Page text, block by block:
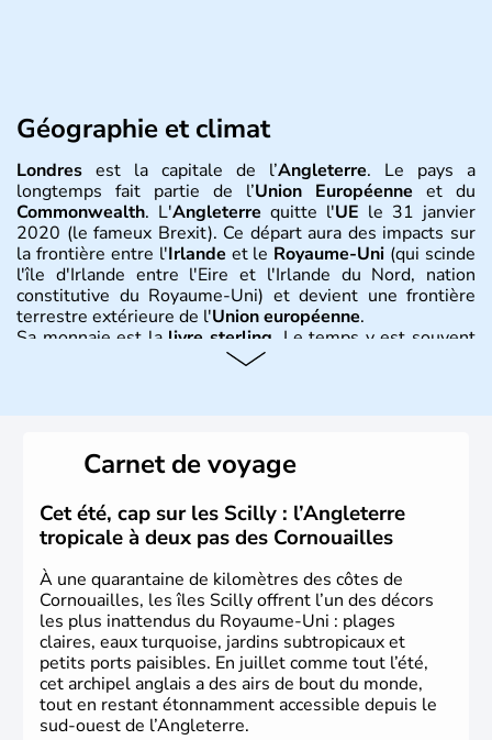
Géographie et climat
Londres est la capitale de l’Angleterre. Le pays a
longtemps fait partie de l’Union Européenne et du
Commonwealth. L'Angleterre quitte l'UE le 31 janvier
2020 (le fameux Brexit). Ce départ aura des impacts sur
la frontière entre l'Irlande et le Royaume-Uni (qui scinde
l'île d'Irlande entre l'Eire et l'Irlande du Nord, nation
constitutive du Royaume-Uni) et devient une frontière
terrestre extérieure de l'Union européenne.
Sa monnaie est lalivre sterling . Le temps y est souvent
instable avec de nombreuses précipitations : il s’agit d’un
Histoire et administration
L'Angleterre est l’une des quatre nations constitutives du
Royaume-Uni. Elle est peuplée de plus de 50 millions
d’habitants, les Anglais, et constitue à elle seule, près de
84% de la population de l’ensemble. Le pays s’est créé au
Xème siècle et tient son nom desAngles
germanique installé sur ces terres. Première démocratie
parlementaire au monde, elle doit son développement à
l’essor industriel du XIXème siècle.
Carnet de voyage
Cet été, cap sur les Scilly : l’Angleterre
tropicale à deux pas des Cornouailles
À une quarantaine de kilomètres des côtes de
Cornouailles, les îles Scilly offrent l’un des décors
les plus inattendus du Royaume-Uni : plages
claires, eaux turquoise, jardins subtropicaux et
petits ports paisibles. En juillet comme tout l’été,
cet archipel anglais a des airs de bout du monde,
tout en restant étonnamment accessible depuis le
sud-ouest de l’Angleterre.